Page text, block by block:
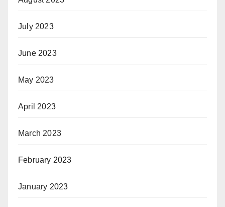
July 2023
June 2023
May 2023
April 2023
March 2023
February 2023
January 2023